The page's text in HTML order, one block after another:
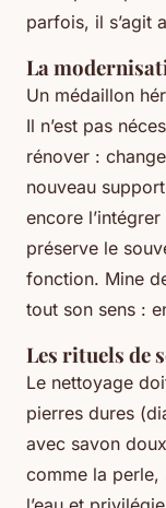
parfois, il s’agit
La
Un médaillon
Il n’est pas
rénover :
nouveau
encore
préserve le
fonction. Mine
tout son sens :
Les rituels de
Le nettoyage
pierres dures
avec savon
comme la perle,